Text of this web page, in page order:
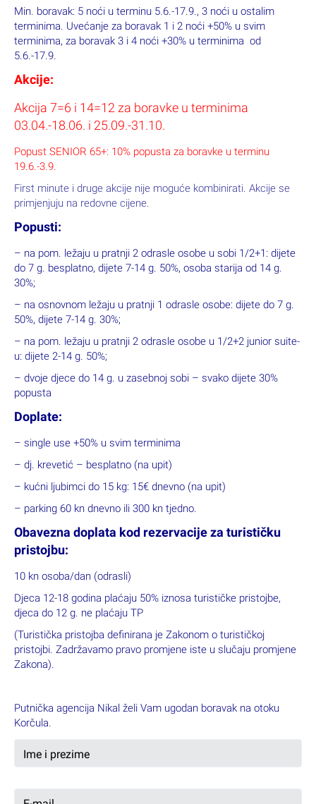
Min. boravak: 5 noći u terminu 5.6.-17.9., 3 noći u ostalim
terminima. Uvećanje za boravak 1 i 2 noći +50% u svim
terminima, za boravak 3 i 4 noći +30% u terminima od
5.6.-17.9.
Akcije:
Akcija 7=6 i 14=12 za boravke u terminima
03.04.-18.06. i 25.09.-31.10.
Popust SENIOR 65+: 10% popusta za boravke u terminu
19.6.-3.9.
First minute i druge akcije nije moguće kombinirati. Akcije se
primjenjuju na redovne cijene.
Popusti:
– na pom. ležaju u pratnji 2 odrasle osobe u sobi 1/2+1: dijete
do 7 g. besplatno, dijete 7-14 g. 50%, osoba starija od 14 g.
30%;
– na osnovnom ležaju u pratnji 1 odrasle osobe: dijete do 7 g.
50%, dijete 7-14 g. 30%;
– na pom. ležaju u pratnji 2 odrasle osobe u 1/2+2 junior suite-
u: dijete 2-14 g. 50%;
– dvoje djece do 14 g. u zasebnoj sobi – svako dijete 30%
popusta
Doplate:
– single use +50% u svim terminima
– dj. krevetić – besplatno (na upit)
– kućni ljubimci do 15 kg: 15€ dnevno (na upit)
– parking 60 kn dnevno ili 300 kn tjedno.
Obavezna doplata kod rezervacije za turističku
pristojbu:
10 kn osoba/dan (odrasli)
Djeca 12-18 godina plaćaju 50% iznosa turističke pristojbe,
djeca do 12 g. ne plaćaju TP
(Turistička pristojba definirana je Zakonom o turističkoj
pristojbi. Zadržavamo pravo promjene iste u slučaju promjene
Zakona).
Putnička agencija Nikal želi Vam ugodan boravak na otoku
Korčula.